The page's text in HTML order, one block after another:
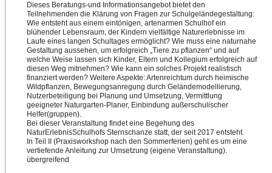
Dieses Beratungs-und Informationsangebot bietet den
Teilnehmenden die Klärung von Fragen zur Schulgeländegestaltung:
Wie entsteht aus einem eintönigen, artenarmen Schulhof ein
blühender Lebensraum, der Kindern vielfältige Naturerlebnisse im
Laufe eines langen Schultages ermöglicht? Wie muss eine naturnahe
Gestaltung aussehen, um erfolgreich „Tiere zu pflanzen“ und auf
welche Weise lassen sich Kinder, Eltern und Kollegium erfolgreich auf
diesen Weg mitnehmen? Wie kann ein solches Projekt realistisch
finanziert werden? Weitere Aspekte: Artenreichtum durch heimische
Wildpflanzen, Bewegungsanregung durch Geländemodellierung,
Nutzerbeteiligung bei Planung und Umsetzung, Vermittlung
geeigneter Naturgarten-Planer, Einbindung außerschulischer
Helfer(gruppen).
Bei dieser Veranstaltung findet eine Begehung des
NaturErlebnisSchulhofs Sternschanze statt, der seit 2017 entsteht.
In Teil II (Praxisworkshop nach den Sommerferien) geht es um eine
vertiefende Anleitung zur Umsetzung (eigene Veranstaltung).
übergreife​nd